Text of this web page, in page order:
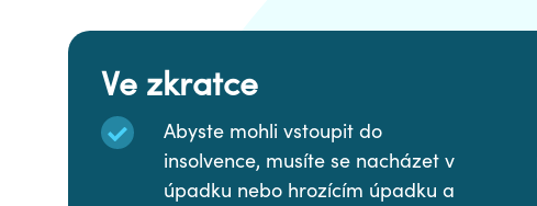
Ve zkratce
Abyste mohli vstoupit do
insolvence, musíte se nacházet v
úpadku nebo hrozícím úpadku a